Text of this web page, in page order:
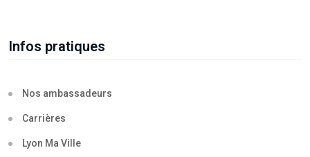
Infos pratiques
Nos ambassadeurs
Carrières
Lyon Ma Ville